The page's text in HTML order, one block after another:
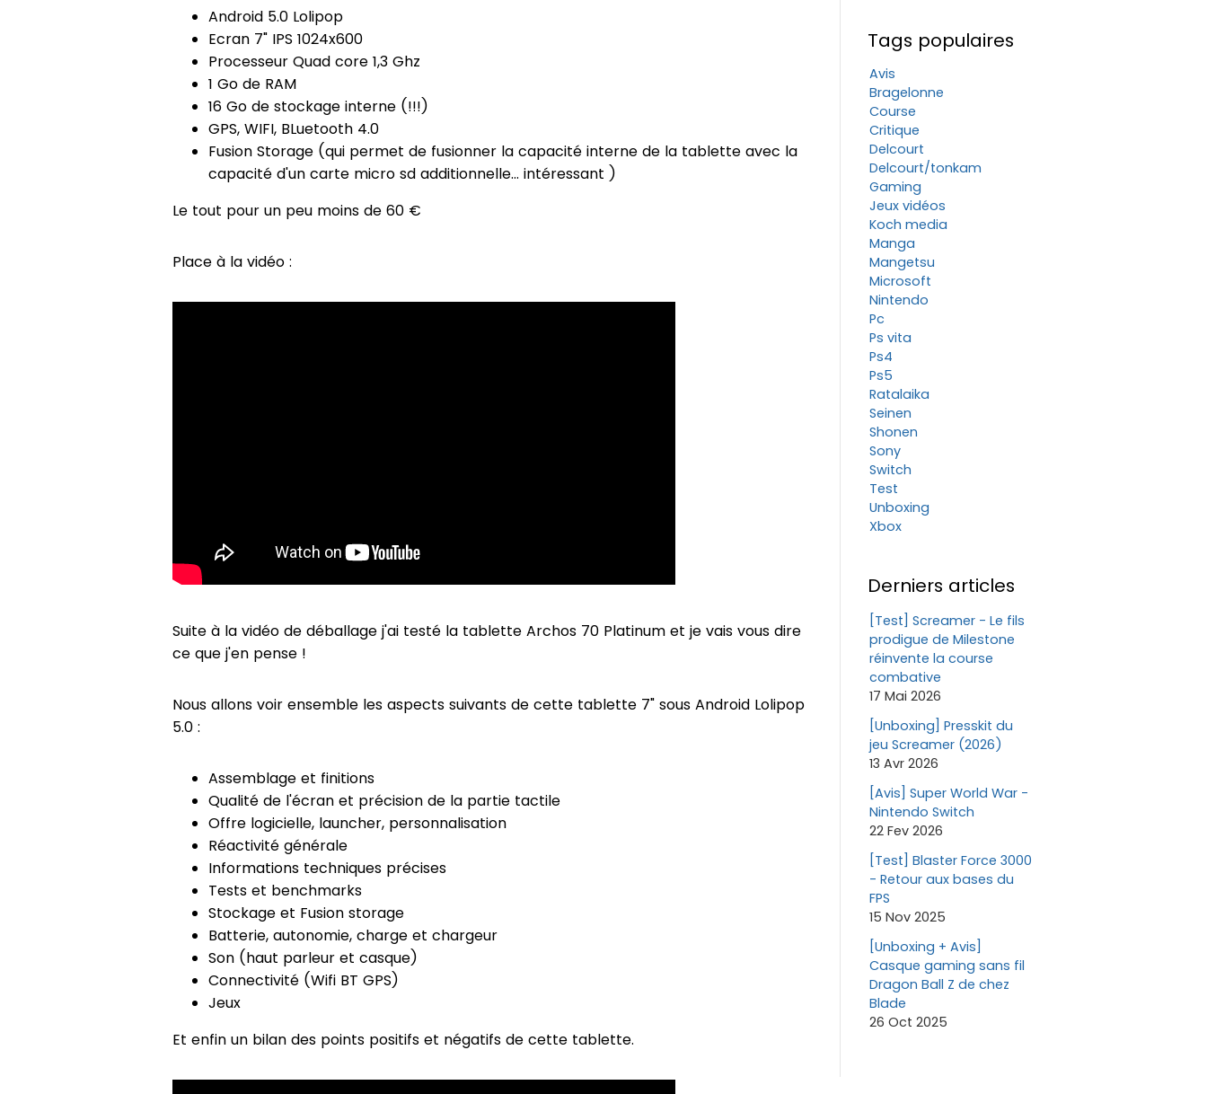
Android 5.0 Lolipop
Ecran 7" IPS 1024x600
Processeur Quad core 1,3 Ghz
1 Go de RAM
16 Go de stockage interne (!!!)
GPS, WIFI, BLuetooth 4.0
Fusion Storage (qui permet de fusionner la capacité interne de la tablette avec la
capacité d'un carte micro sd additionnelle... intéressant )
Le tout pour un peu moins de 60 €
Place à la vidéo :
Suite à la vidéo de déballage j'ai testé la tablette Archos 70 Platinum et je vais vous dire
ce que j'en pense !
Nous allons voir ensemble les aspects suivants de cette tablette 7" sous Android Lolipop
5.0 :
Assemblage et finitions
Qualité de l'écran et précision de la partie tactile
Offre logicielle, launcher, personnalisation
Réactivité générale
Informations techniques précises
Tests et benchmarks
Stockage et Fusion storage
Batterie, autonomie, charge et chargeur
Son (haut parleur et casque)
Connectivité (Wifi BT GPS)
Jeux
Et enfin un bilan des points positifs et négatifs de cette tablette.
Tags populaires
Avis
Bragelonne
Course
Critique
Delcourt
Delcourt/tonkam
Gaming
Jeux vidéos
Koch media
Manga
Mangetsu
Microsoft
Nintendo
Pc
Ps vita
Ps4
Ps5
Ratalaika
Seinen
Shonen
Sony
Switch
Test
Unboxing
Xbox
Derniers articles
[Test] Screamer - Le fils
prodigue de Milestone
réinvente la course
combative
17 Mai 2026
[Unboxing] Presskit du
jeu Screamer (2026)
13 Avr 2026
[Avis] Super World War -
Nintendo Switch
22 Fev 2026
[Test] Blaster Force 3000
- Retour aux bases du
FPS
15 Nov 2025
[Unboxing + Avis]
Casque gaming sans fil
Dragon Ball Z de chez
Blade
26 Oct 2025